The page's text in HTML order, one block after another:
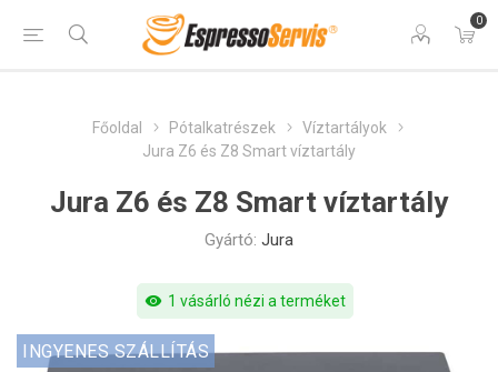
0
Főoldal Pótalkatrészek
Víztartályok
Jura Z6 és Z8 Smart víztartály
Jura Z6 és Z8 Smart víztartály
Gyártó: Jura
visibility 1 vásárló nézi a terméket
INGYENES SZÁLLÍTÁS